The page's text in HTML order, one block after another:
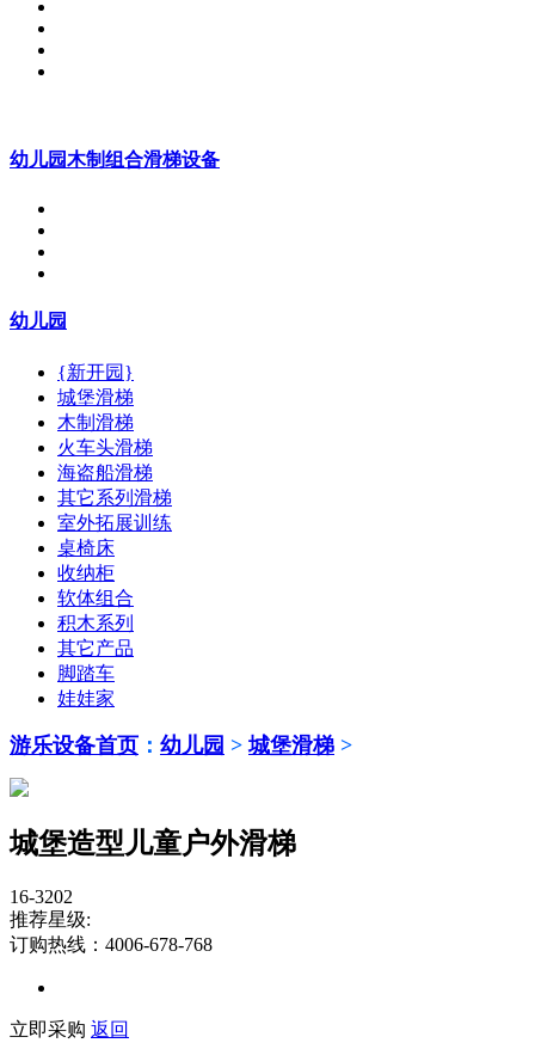
幼儿园木制组合滑梯设备
幼儿园
{新开园}
城堡滑梯
木制滑梯
火车头滑梯
海盗船滑梯
其它系列滑梯
室外拓展训练
桌椅床
收纳柜
软体组合
积木系列
其它产品
脚踏车
娃娃家
游乐设备首页 ： 幼儿园 >城堡滑梯 >
城堡造型儿童户外滑梯
16-3202
推荐星级:
订购热线：4006-678-768
立即采购 返回